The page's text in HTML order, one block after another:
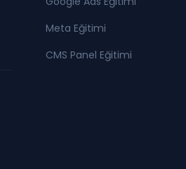
Meta Eğitimi
CMS Panel Eğitimi